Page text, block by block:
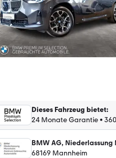
Dieses Fahrzeug bietet:
24 Monate Garantie•
68169 Mannheim